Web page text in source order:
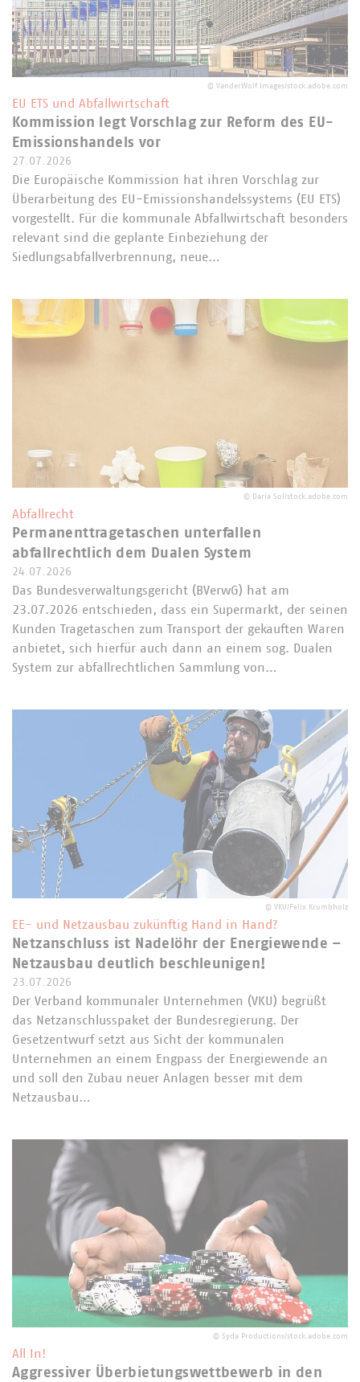
© VanderWolf Images/stock.adobe.com
EU ETS und Abfallwirtschaft
Kommission legt Vorschlag zur Reform des EU-
Emissionshandels vor
27.07.2026
Die Europäische Kommission hat ihren Vorschlag zur
Überarbeitung des EU-Emissionshandelssystems (EU ETS)
vorgestellt. Für die kommunale Abfallwirtschaft besonders
relevant sind die geplante Einbeziehung der
Siedlungsabfallverbrennung, neue…
© Daria Sol/stock.adobe.com
Abfallrecht
Permanenttragetaschen unterfallen
abfallrechtlich dem Dualen System
24.07.2026
Das Bundesverwaltungsgericht (BVerwG) hat am
23.07.2026 entschieden, dass ein Supermarkt, der seinen
Kunden Tragetaschen zum Transport der gekauften Waren
anbietet, sich hierfür auch dann an einem sog. Dualen
System zur abfallrechtlichen Sammlung von…
© VKU/Felix Krumbholz
EE- und Netzausbau zukünftig Hand in Hand?
Netzanschluss ist Nadelöhr der Energiewende –
Netzausbau deutlich beschleunigen!
23.07.2026
Der Verband kommunaler Unternehmen (VKU) begrüßt
das Netzanschlusspaket der Bundesregierung. Der
Gesetzentwurf setzt aus Sicht der kommunalen
Unternehmen an einem Engpass der Energiewende an
und soll den Zubau neuer Anlagen besser mit dem
Netzausbau…
© Syda Productions/stock.adobe.com
All In!
Aggressiver Überbietungswettbewerb in den